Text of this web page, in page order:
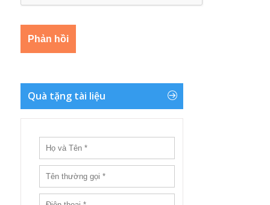
Quà tặng tài liệu